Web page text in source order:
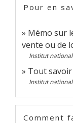
Pour en
Mémo sur
vente ou de
Institut
Tout
Institut
Comment